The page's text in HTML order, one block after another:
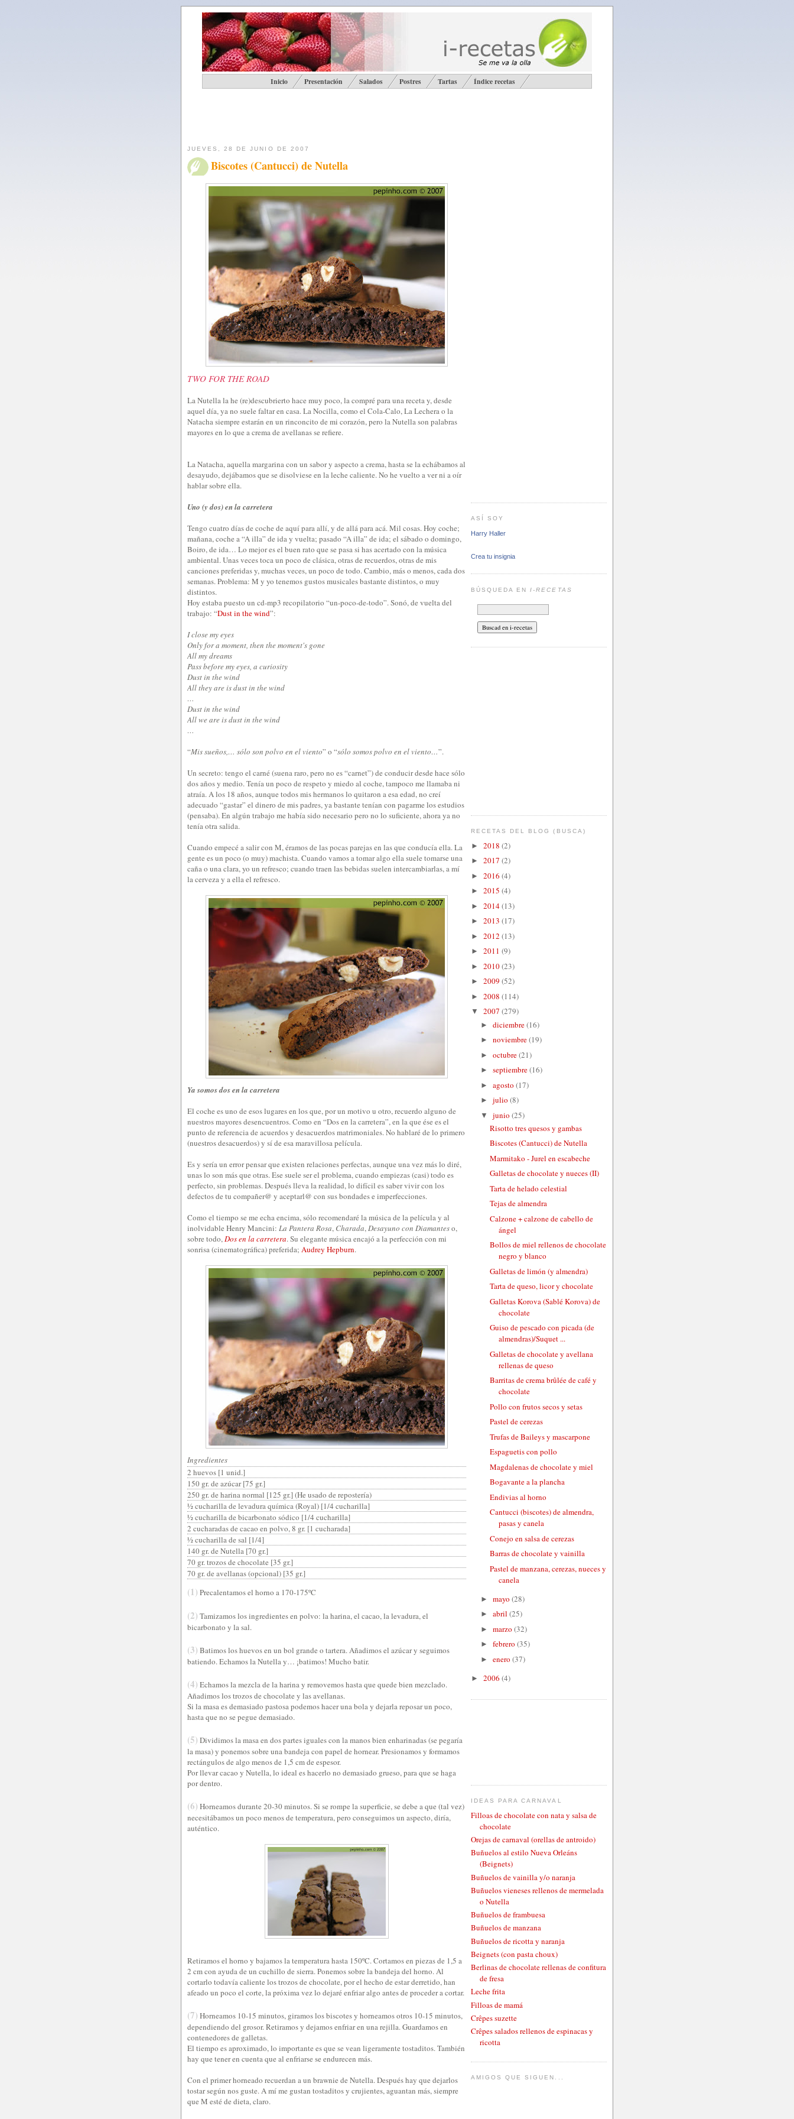
Inicio Presentación Salados Postres Tartas Índice recetas
JUEVES, 28 DE JUNIO DE 2007
Biscotes (Cantucci) de Nutella
TWO FOR THE ROAD
La Nutella la he (re)descubrierto hace muy poco, la compré para una receta y, desde
aquel día, ya no suele faltar en casa. La Nocilla, como el Cola-Calo, La Lechera o la
Natacha siempre estarán en un rinconcito de mi corazón, pero la Nutella son palabras
mayores en lo que a crema de avellanas se refiere.
La Natacha, aquella margarina con un sabor y aspecto a crema, hasta se la echábamos al
desayudo, dejábamos que se disolviese en la leche caliente. No he vuelto a ver ni a oír
hablar sobre ella.
Uno (y dos) en la carretera
Tengo cuatro días de coche de aquí para allí, y de allá para acá. Mil cosas. Hoy coche;
mañana, coche a “A illa” de ida y vuelta; pasado “A illa” de ida; el sábado o domingo,
Boiro, de ida… Lo mejor es el buen rato que se pasa si has acertado con la música
ambiental. Unas veces toca un poco de clásica, otras de recuerdos, otras de mis
canciones preferidas y, muchas veces, un poco de todo. Cambio, más o menos, cada dos
semanas. Problema: M y yo tenemos gustos musicales bastante distintos, o muy
distintos.
Hoy estaba puesto un cd-mp3 recopilatorio “un-poco-de-todo”. Sonó, de vuelta del
trabajo: “Dust in the wind”:
I close my eyes
Only for a moment, then the moment's gone
All my dreams
Pass before my eyes, a curiosity
Dust in the wind
All they are is dust in the wind
…
Dust in the wind
All we are is dust in the wind
…
“Mis sueños,… sólo son polvo en el viento” o “sólo somos polvo en el viento…”.
Un secreto: tengo el carné (suena raro, pero no es “carnet”) de conducir desde hace sólo
dos años y medio. Tenía un poco de respeto y miedo al coche, tampoco me llamaba ni
atraía. A los 18 años, aunque todos mis hermanos lo quitaron a esa edad, no creí
adecuado “gastar” el dinero de mis padres, ya bastante tenían con pagarme los estudios
(pensaba). En algún trabajo me había sido necesario pero no lo suficiente, ahora ya no
tenía otra salida.
Cuando empecé a salir con M, éramos de las pocas parejas en las que conducía ella. La
gente es un poco (o muy) machista. Cuando vamos a tomar algo ella suele tomarse una
caña o una clara, yo un refresco; cuando traen las bebidas suelen intercambiarlas, a mí
la cerveza y a ella el refresco.
Ya somos dos en la carretera
El coche es uno de esos lugares en los que, por un motivo u otro, recuerdo alguno de
nuestros mayores desencuentros. Como en “Dos en la carretera”, en la que ése es el
punto de referencia de acuerdos y desacuerdos matrimoniales. No hablaré de lo primero
(nuestros desacuerdos) y sí de esa maravillosa película.
Es y sería un error pensar que existen relaciones perfectas, aunque una vez más lo diré,
unas lo son más que otras. Ese suele ser el problema, cuando empiezas (casi) todo es
perfecto, sin problemas. Después lleva la realidad, lo difícil es saber vivir con los
defectos de tu compañer@ y aceptarl@ con sus bondades e imperfecciones.
Como el tiempo se me echa encima, sólo recomendaré la música de la película y al
inolvidable Henry Mancini: La Pantera Rosa, Charada,Desayuno con Diamanteso,
sobre todo,Dos en la carretera. Su elegante música encajó a la perfección con mi
sonrisa (cinematográfica) preferida; Audrey Hepburn.
Ingredientes
2 huevos [1 unid.]
150 gr. de azúcar [75 gr.]
250 gr. de harina normal [125 gr.] (He usado de repostería)
½ cucharilla de levadura química (Royal) [1/4 cucharilla]
½ cucharilla de bicarbonato sódico [1/4 cucharilla]
2 cucharadas de cacao en polvo, 8 gr. [1 cucharada]
½ cucharilla de sal [1/4]
140 gr. de Nutella [70 gr.]
70 gr. trozos de chocolate [35 gr.]
70 gr. de avellanas (opcional) [35 gr.]
(1) Precalentamos el horno a 170-175ºC
(2) Tamizamos los ingredientes en polvo: la harina, el cacao, la levadura, el
bicarbonato y la sal.
(3) Batimos los huevos en un bol grande o tartera. Añadimos el azúcar y seguimos
batiendo. Echamos la Nutella y… ¡batimos! Mucho batir.
(4) Echamos la mezcla de la harina y removemos hasta que quede bien mezclado.
Añadimos los trozos de chocolate y las avellanas.
Si la masa es demasiado pastosa podemos hacer una bola y dejarla reposar un poco,
hasta que no se pegue demasiado.
(5) Dividimos la masa en dos partes iguales con la manos bien enharinadas (se pegaría
la masa) y ponemos sobre una bandeja con papel de hornear. Presionamos y formamos
rectángulos de algo menos de 1,5 cm de espesor.
Por llevar cacao y Nutella, lo ideal es hacerlo no demasiado grueso, para que se haga
por dentro.
(6) Horneamos durante 20-30 minutos. Si se rompe la superficie, se debe a que (tal vez)
necesitábamos un poco menos de temperatura, pero conseguimos un aspecto, diría,
auténtico.
Retiramos el horno y bajamos la temperatura hasta 150ºC. Cortamos en piezas de 1,5 a
2 cm con ayuda de un cuchillo de sierra. Ponemos sobre la bandeja del horno. Al
cortarlo todavía caliente los trozos de chocolate, por el hecho de estar derretido, han
afeado un poco el corte, la próxima vez lo dejaré enfriar algo antes de proceder a cortar.
(7) Horneamos 10-15 minutos, giramos los biscotes y horneamos otros 10-15 minutos,
dependiendo del grosor. Retiramos y dejamos enfriar en una rejilla. Guardamos en
contenedores de galletas.
El tiempo es aproximado, lo importante es que se vean ligeramente tostaditos. También
hay que tener en cuenta que al enfriarse se endurecen más.
Con el primer horneado recuerdan a un brawnie de Nutella. Después hay que dejarlos
tostar según nos guste. A mí me gustan tostaditos y crujientes, aguantan más, siempre
que M esté de dieta, claro.
ASÍ SOY
Harry Haller
Crea tu insignia
BÚSQUEDA ENI-RECETAS
RECETAS DEL BLOG (BUSCA)
► 2018 (2)
► 2017 (2)
► 2016 (4)
► 2015 (4)
► 2014(13)
► 2013 (17)
► 2012 (13)
► 2011 (9)
► 2010(23)
► 2009 (52)
► 2008 (114)
▼ 2007 (279)
► diciembre(16)
► noviembre(19)
► octubre(21)
► septiembre(16)
► agosto (17)
► julio (8)
▼ junio (25)
Risotto tres quesos y gambas
Biscotes (Cantucci) de Nutella
Marmitako - Jurel en escabeche
Galletas de chocolate y nueces (II)
Tarta de helado celestial
Tejas de almendra
Calzone + calzone de cabello de
ángel
Bollos de miel rellenos de chocolate
negro y blanco
Galletas de limón (y almendra)
Tarta de queso, licor y chocolate
Galletas Korova (Sablé Korova) de
chocolate
Guiso de pescado con picada (de
almendras)/Suquet ...
Galletas de chocolate y avellana
rellenas de queso
Barritas de crema brûlée de café y
chocolate
Pollo con frutos secos y setas
Pastel de cerezas
Trufas de Baileys y mascarpone
Espaguetis con pollo
Magdalenas de chocolate y miel
Bogavante a la plancha
Endivias al horno
Cantucci (biscotes) de almendra,
pasas y canela
Conejo en salsa de cerezas
Barras de chocolate y vainilla
Pastel de manzana, cerezas, nueces y
canela
► mayo (28)
► abril (25)
► marzo (32)
► febrero (35)
► enero (37)
► 2006 (4)
IDEAS PARA CARNAVAL
Filloas de chocolate con nata y salsa de
chocolate
Orejas de carnaval (orellas de antroido)
Buñuelos al estilo Nueva Orleáns
(Beignets)
Buñuelos de vainilla y/o naranja
Buñuelos vieneses rellenos de mermelada
o Nutella
Buñuelos de frambuesa
Buñuelos de manzana
Buñuelos de ricotta y naranja
Beignets (con pasta choux)
Berlinas de chocolate rellenas de confitura
de fresa
Leche frita
Filloas de mamá
Crêpes suzette
Crêpes salados rellenos de espinacas y
ricotta
AMIGOS QUE SIGUEN...